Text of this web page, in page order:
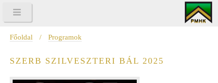
Főoldal / Programok
SZERB SZILVESZTERI BÁL 2025